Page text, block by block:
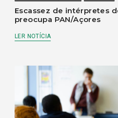
Escassez de intérpretes
preocupa PAN/Açores
LER NOTÍCIA